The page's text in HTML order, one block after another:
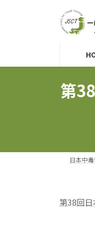
へ
ョ
第
日本中
第38回